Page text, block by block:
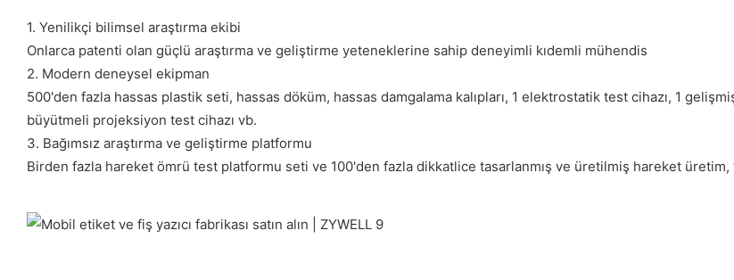
1. Yenilikçi bilimsel araştırma ekibi
Onlarca patenti olan güçlü araştırma ve geliştirme yeteneklerine sahip deneyimli kıdemli mühendis
2. Modern deneysel ekipman
500'den fazla hassas plastik seti, hassas döküm, hassas damgalama kalıpları, 1 elektrostatik test cihazı, 1
büyütmeli projeksiyon test cihazı vb.
3. Bağımsız araştırma ve geliştirme platformu
Birden fazla hareket ömrü test platformu seti ve 100'den fazla dikkatlice tasarlanmış ve üretilmiş hareket